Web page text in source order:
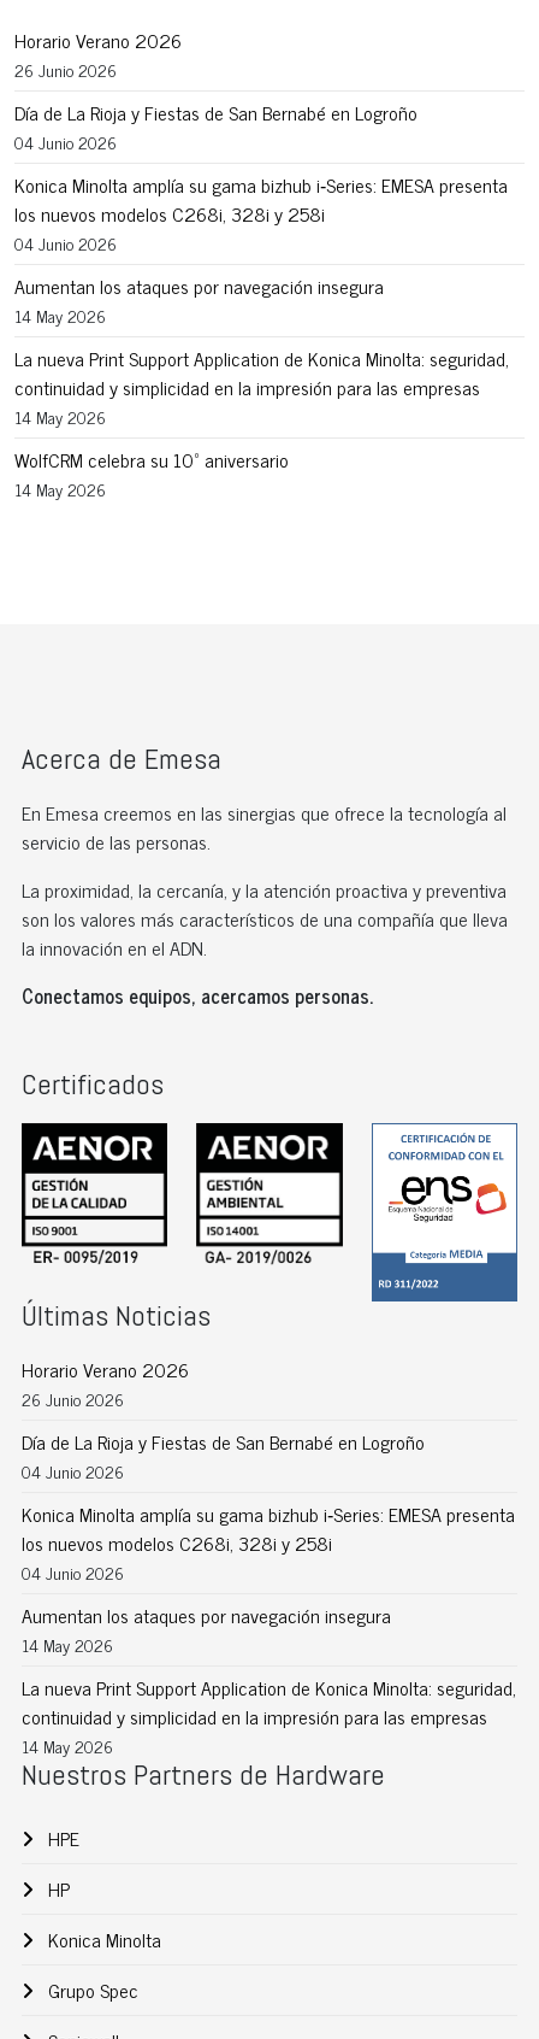
Horario Verano 2026
26 Junio 2026
Día de La Rioja y Fiestas de San Bernabé en Logroño
04 Junio 2026
Konica Minolta amplía su gama bizhub i‑Series: EMESA presenta
los nuevos modelos C268i, 328i y 258i
04 Junio 2026
Aumentan los ataques por navegación insegura
14 May 2026
La nueva Print Support Application de Konica Minolta: seguridad,
continuidad y simplicidad en la impresión para las empresas
14 May 2026
WolfCRM celebra su 10º aniversario
14 May 2026
Acerca de Emesa
En Emesa creemos en las sinergias que ofrece la tecnología al
servicio de las personas.
La proximidad, la cercanía, y la atención proactiva y preventiva
son los valores más característicos de una compañía que lleva
la innovación en el ADN.
Conectamos equipos, acercamos personas.
Certificados
Últimas Noticias
Horario Verano 2026
26 Junio 2026
Día de La Rioja y Fiestas de San Bernabé en Logroño
04 Junio 2026
Konica Minolta amplía su gama bizhub i‑Series: EMESA presenta
los nuevos modelos C268i, 328i y 258i
04 Junio 2026
Aumentan los ataques por navegación insegura
14 May 2026
La nueva Print Support Application de Konica Minolta: seguridad,
continuidad y simplicidad en la impresión para las empresas
14 May 2026
Nuestros Partners de Hardware
HPE
HP
Konica Minolta
Grupo Spec